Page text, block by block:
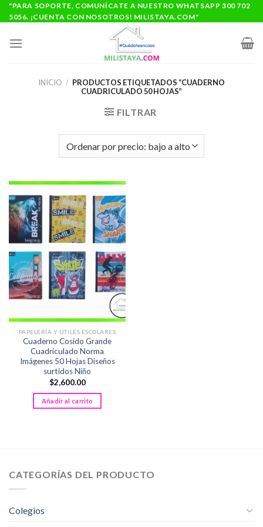
Saltar
al
"PARA SOPORTE, COMUNÍCATE A NUESTRO WHATSAPP 300 702
5056. ¡CUENTA CON NOSOTROS! MILISTAYA.COM"
INICIO / PRODUCTOS ETIQUETADOS “CUADERNO
CUADRICULADO 50 HOJAS”
FILTRAR
PAPELERÍA Y ÚTILES ESCOLARES
Cuaderno Cosido Grande
Cuadriculado Norma
Imágenes 50 Hojas Diseños
surtidos Niño
$2,600.00
Añadir al carrito
CATEGORÍAS DEL PRODUCTO
Colegios